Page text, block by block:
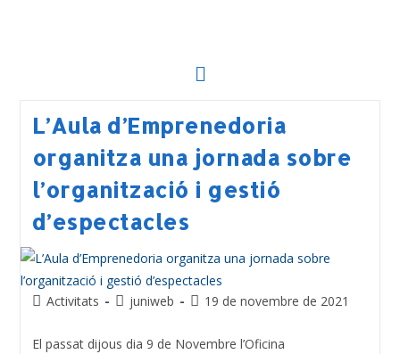
L’Aula d’Emprenedoria
organitza una jornada sobre
l’organització i gestió
d’espectacles
Activitats juniweb 19 de novembre de 2021
El passat dijous dia 9 de Novembre l’Oficina